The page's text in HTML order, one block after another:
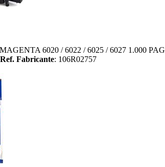
6020 / 6022 / 6025 / 6027 1.000 PAG
Ref. Fabricante: 106R02757